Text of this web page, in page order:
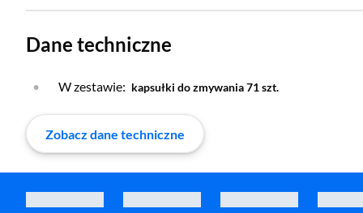
Dane techniczne
W zestawie: kapsułki do zmywania 71 szt.
Zobacz dane techniczne